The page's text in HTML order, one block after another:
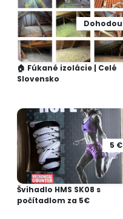
Dohodou
🏠 Fúkané izolácie | Celé
Slovensko
5 €
Švihadlo HMS SK08 s
počítadlom za 5€